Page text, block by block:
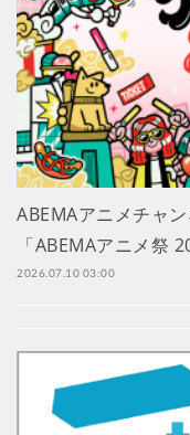
ABEMAアニメチャ
「ABEMAアニメ
2026.07.10 03:00